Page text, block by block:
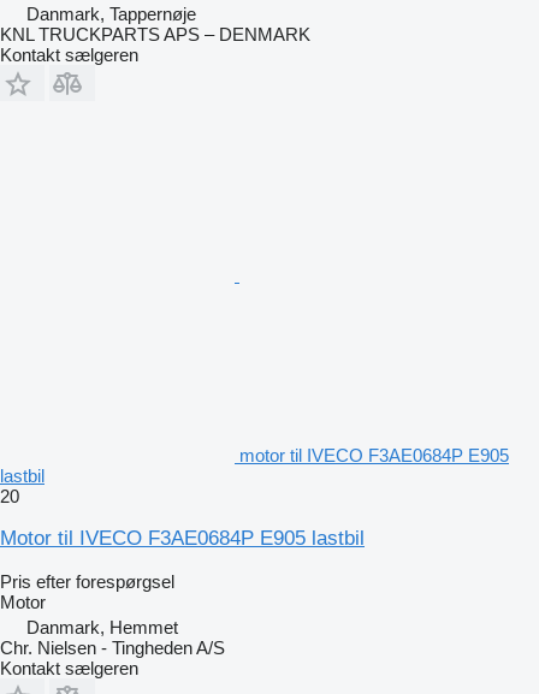
Danmark, Tappernøje
KNL TRUCKPARTS APS – DENMARK
Kontakt sælgeren
motor til IVECO F3AE0684P E905
lastbil
20
Motor til IVECO F3AE0684P E905 lastbil
Pris efter forespørgsel
Motor
Danmark, Hemmet
Chr. Nielsen - Tingheden A/S
Kontakt sælgeren